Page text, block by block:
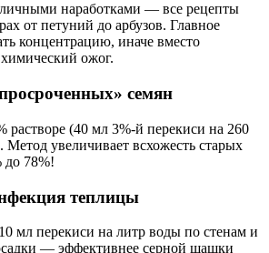
наработками — все рецепты
от петуний до арбузов. Главное
концентрацию, иначе вместо
ожог.
семян
растворе (40 мл 3%-й перекиси на 260
увеличивает всхожесть старых
до 78%!
теплицы
мл перекиси на литр воды по стенам и
— эффективнее серной шашки